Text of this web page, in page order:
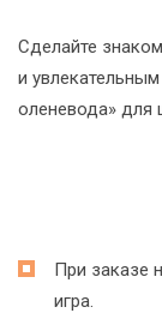
Сделайте
и
оленевода»
При заказе
игра.